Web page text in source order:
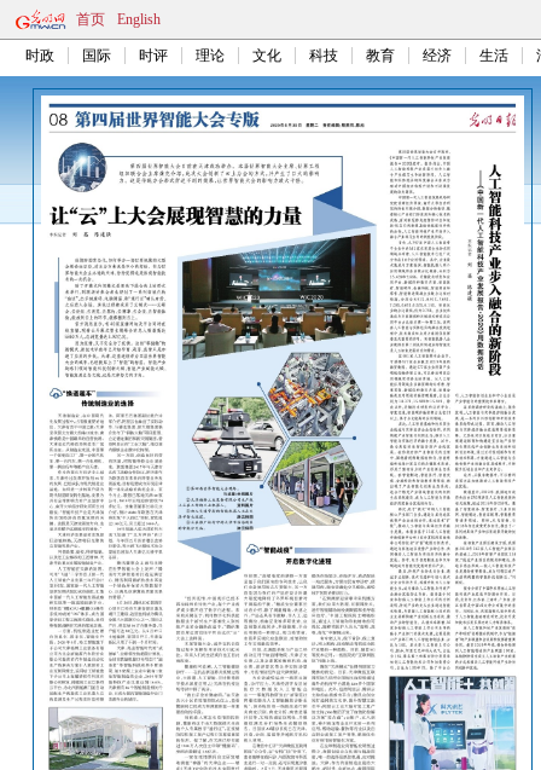
首页 English
时政 国际 时评 理论 文化 科技 教育 经济 生活